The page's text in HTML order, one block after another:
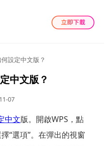
何設定中文版？
中文版？
07
中文版。開啟WPS，點
“選項”。在彈出的視窗